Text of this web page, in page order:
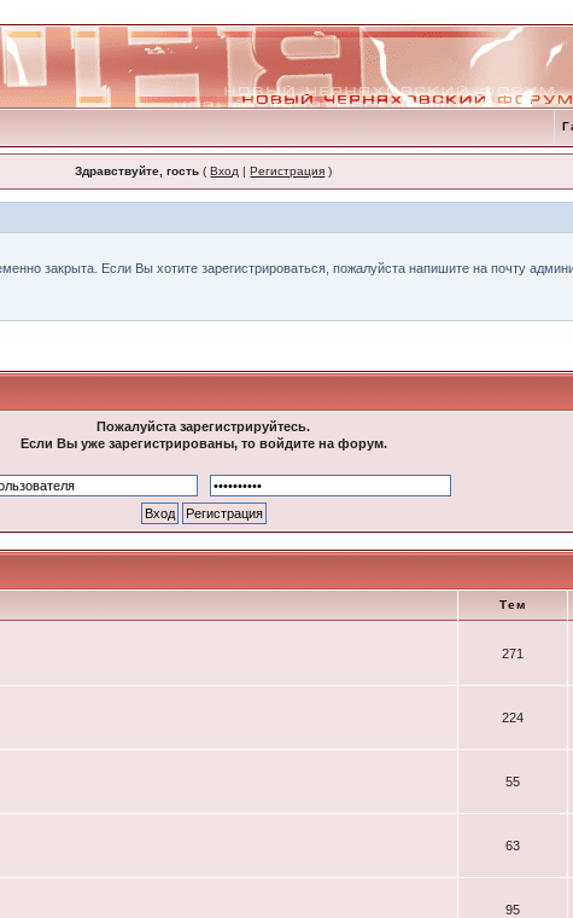
Здравствуйте, гость (Вход |Регистрация )
закрыта. Если Вы хотите зарегистрироваться, пожалуйста напишите на почту
Пожалуйста зарегистрируйтесь.
Если Вы уже зарегистрированы, то войдите на форум.
Тем
271
224
55
63
95